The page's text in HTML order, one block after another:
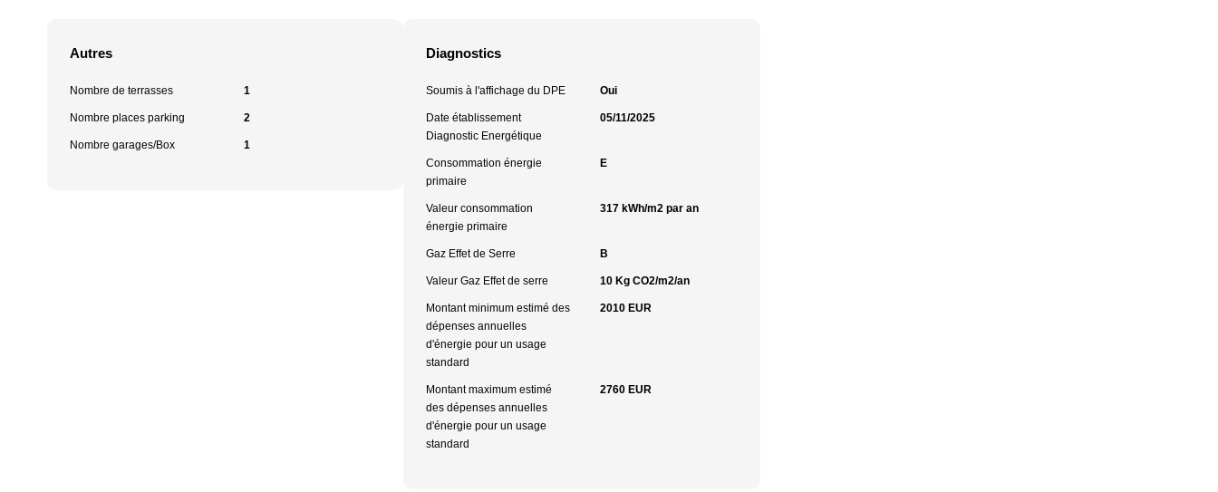
Autres
Nombre de terrasses 1
Nombre places parking 2
Nombre garages/Box 1
Diagnostics
Soumis à l'affichage du DPE Oui
Date établissement
Diagnostic Energétique
05/11/2025
Consommation énergie
primaire
E
Valeur consommation
énergie primaire
317 kWh/m2 par an
Gaz Effet de Serre B
Valeur Gaz Effet de serre 10 Kg CO2/m2/an
Montant minimum estimé des
dépenses annuelles
d'énergie pour un usage
standard
2010 EUR
Montant maximum estimé
des dépenses annuelles
d'énergie pour un usage
standard
2760 EUR